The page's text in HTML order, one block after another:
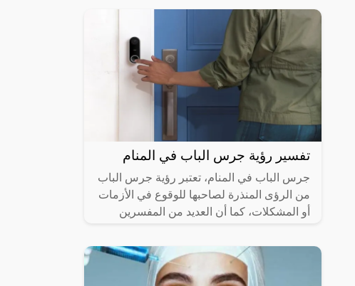
تفسير رؤية جرس الباب في المنام
جرس الباب في المنام، تعتبر رؤية جرس الباب
من الرؤى المنذرة لصاحبها للوقوع في الأزمات
أو المشكلات، كما أن العديد من المفسرين